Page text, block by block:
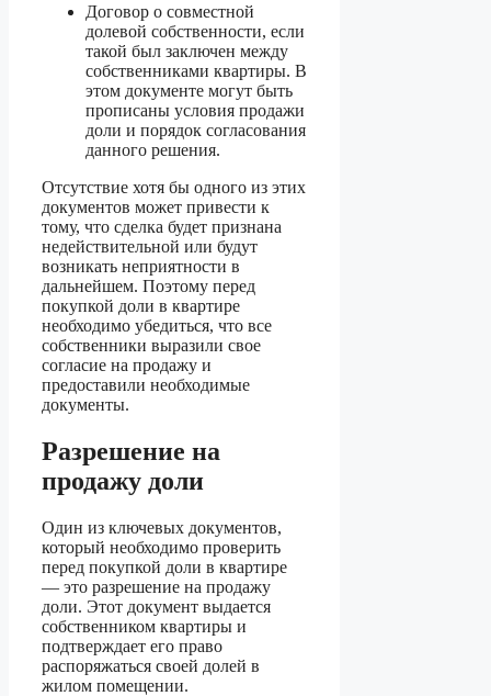
Договор о совместной
долевой собственности, если
такой был заключен между
собственниками квартиры. В
этом документе могут быть
прописаны условия продажи
доли и порядок согласования
данного решения.
Отсутствие хотя бы одного из этих
документов может привести к
тому, что сделка будет признана
недействительной или будут
возникать неприятности в
дальнейшем. Поэтому перед
покупкой доли в квартире
необходимо убедиться, что все
собственники выразили свое
согласие на продажу и
предоставили необходимые
документы.
Разрешение на
продажу доли
Один из ключевых документов,
который необходимо проверить
перед покупкой доли в квартире
— это разрешение на продажу
доли. Этот документ выдается
собственником квартиры и
подтверждает его право
распоряжаться своей долей в
жилом помещении.